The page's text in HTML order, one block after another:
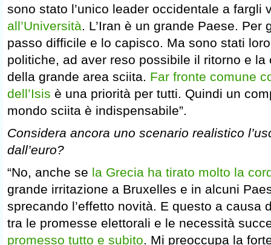
sono stato l’unico leader occidentale a fargli
all’Università. L’Iran è un grande Paese. Per
passo difficile e lo capisco. Ma sono stati
politiche, ad aver reso possibile il ritorno e la
della grande area sciita. Far fronte comune
dell’Isis è una priorità per tutti. Quindi un
mondo sciita è indispensabile”.
Considera ancora uno scenario realistico
dall’euro?
“No, anche se la Grecia ha tirato molto la
grande irritazione a Bruxelles e in alcuni
sprecando l’effetto novità. E questo a causa
tra le promesse elettorali e le necessità
promesso tutto e subito. Mi preoccupa la